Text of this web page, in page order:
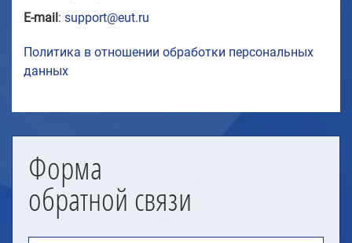
E-mail : support@eut.ru
Политика в отношении обработки персональных
данных
Форма
обратной связи